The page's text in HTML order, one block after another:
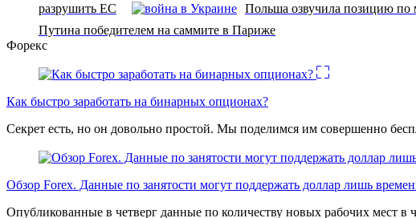
разрушить ЕС
Польша озвучила позицию по
Путина победителем на саммите в Париже
Форекс
Как быстро заработать на бинарных опционах?
Секрет есть, но он довольно простой. Мы поделимся им совершенно
Обзор Forex. Данные по занятости могут поддержать доллар лишь
Опубликованные в четверг данные по количеству новых рабочих мест в